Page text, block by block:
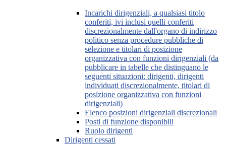
Incarichi dirigenziali, a qualsiasi titolo
conferiti, ivi inclusi quelli conferiti
discrezionalmente dall'organo di indirizzo
politico senza procedure pubbliche di
selezione e titolari di posizione
organizzativa con funzioni dirigenziali (da
pubblicare in tabelle che distinguano le
seguenti situazioni: dirigenti, dirigenti
individuati discrezionalmente, titolari di
posizione organizzativa con funzioni
dirigenziali)
Elenco posizioni dirigenziali discrezionali
Posti di funzione disponibili
Ruolo dirigenti
Dirigenti cessati